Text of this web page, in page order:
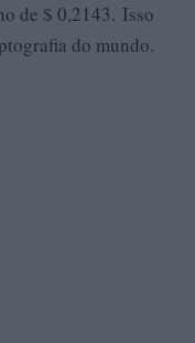
de $ 0,2143. Isso
do mundo.